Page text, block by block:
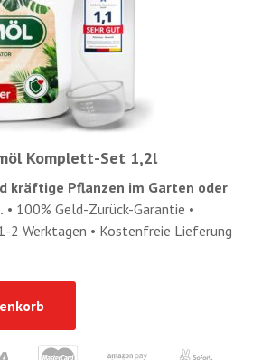
Komplett-Set 1,2l
kräftige Pflanzen im Garten oder
• 100% Geld-Zurück-Garantie •
2 Werktagen • Kostenfreie Lieferung